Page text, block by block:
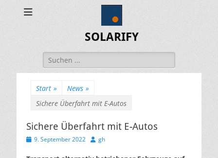
SOLARIFY
Suchen
nach:
Start » News »
Sichere Überfahrt mit E-Autos
Sichere Überfahrt mit E-Autos
Veröffentlicht
9. September 2022 Autor
gh